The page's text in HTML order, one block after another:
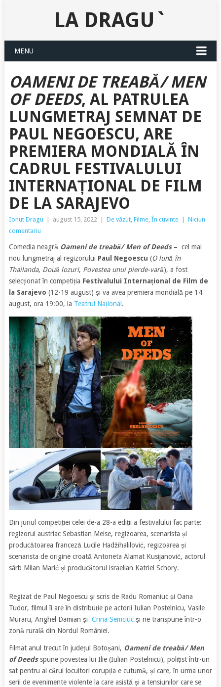
LA DRAGU`
MENU
OAMENI DE TREABĂ/ MEN
OF DEEDS, AL PATRULEA
LUNGMETRAJ SEMNAT DE
PAUL NEGOESCU, ARE
PREMIERA MONDIALĂ ÎN
CADRUL FESTIVALULUI
INTERNAȚIONAL DE FILM
DE LA SARAJEVO
Ionut Dragu august 15, 2022 De văzut, Filme, În cuvinte
Niciun
comentariu
Comedia neagră Oameni de treabă/ Men of Deeds– cel mai
nou lungmetraj al regizorului Paul Negoescu (O lună în
Thailanda, Două lozuri, Povestea unui pierde-vară), a fost
selecționat în competiția Festivalului Internațional de Film de
la Sarajevo (12-19 august) și va avea premiera mondială pe 14
august, ora 19:00, la Teatrul Național .
Din juriul competiției celei de-a 28-a ediții a festivalului fac parte:
regizorul austriac Sebastian Meise, regizoarea, scenarista și
producătoarea franceză Lucile Hadžihalilović, regizoarea și
scenarista de origine croată Antoneta Alamat Kusijanović, actorul
sârb Milan Marić și producătorul israelian Katriel Schory.
Regizat de Paul Negoescu și scris de Radu Romaniuc și Oana
Tudor, filmul îi are în distribuție pe actorii Iulian Postelnicu, Vasile
Muraru, Anghel Damian și Crina Semciucși ne transpune într-o
zonă rurală din Nordul României.
Filmat anul trecut în județul Botoșani, Oameni de treabă/ Men
of Deedsspune povestea lui Ilie (Iulian Postelnicu), polițist într-un
sat pentru ai cărui locuitori corupția e cutumă, și care, în urma unor
serii de evenimente violente la care asistă și a tensiunilor care se